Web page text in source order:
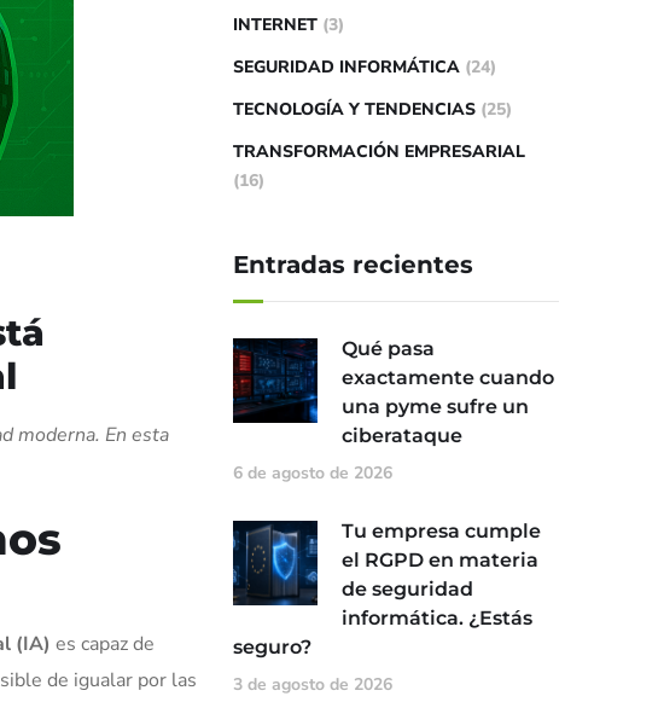
moderna. En esta
(IA) es capaz de
de igualar por las
INTERNET (3)
SEGURIDAD INFORMÁTICA (24)
TECNOLOGÍA Y TENDENCIAS (25)
TRANSFORMACIÓN EMPRESARIAL
(16)
Entradas recientes
Qué pasa
exactamente cuando
una pyme sufre un
ciberataque
6 de agosto de 2026
Tu empresa cumple
el RGPD en materia
de seguridad
informática. ¿Estás
seguro?
3 de agosto de 2026